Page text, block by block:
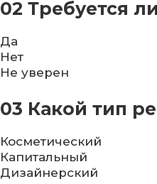
02 Требуется
Да
Нет
Не уверен
03 Какой тип
Косметический
Капитальный
Дизайнерский